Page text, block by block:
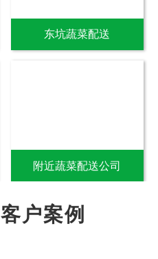
东坑蔬菜配送
附近蔬菜配送公司
客户案例